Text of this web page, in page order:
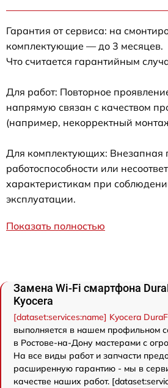
Гарантия от сервиса: на
комплектующие — до 3 месяцев.
Что считается гарантийным
Для работ: Повторное
напрямую связан с качеством
(например, некорректный
Для комплектующих: Внезапная
работоспособности или
характеристикам при
эксплуатации.
Показать полностью
Замена Wi-Fi смартфона
Kyocera
[dataset:services:name] Kyocera
выполняется в нашем профильном
в Ростове-на-Дону мастерами с
На все виды работ и запчасти
расширенную гарантию - мы в
качестве наших работ.